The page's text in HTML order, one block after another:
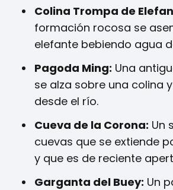
Colina Trompa de
formación rocosa se
elefante bebiendo agua
Pagoda Ming: Una
se alza sobre una colina
desde el río.
Cueva de la Corona: Un
cuevas que se extiende
y que es de reciente
Garganta del Buey: Un